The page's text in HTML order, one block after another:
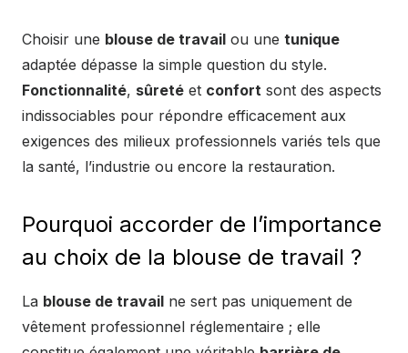
Choisir une blouse de travail ou une tunique
adaptée dépasse la simple question du style.
Fonctionnalité, sûreté et confort sont des aspects
indissociables pour répondre efficacement aux
exigences des milieux professionnels variés tels que
la santé, l’industrie ou encore la restauration.
Pourquoi accorder de l’importance
au choix de la blouse de travail ?
La blouse de travail ne sert pas uniquement de
vêtement professionnel réglementaire ; elle